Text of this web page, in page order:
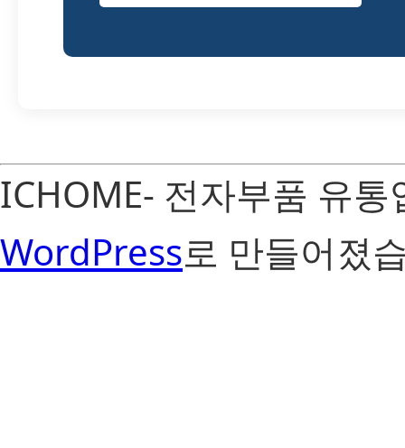
ICHOME- 전자부품 유
WordPress로 만들어졌